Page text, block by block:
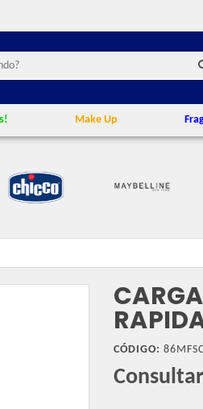
Make Up
CÓDIGO:
Consultar